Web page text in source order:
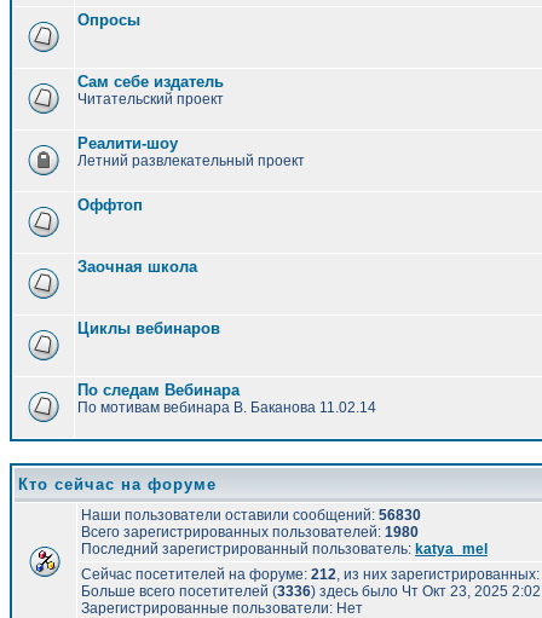
Опросы
Сам себе издатель
Читательский проект
Реалити-шоу
Летний развлекательный проект
Оффтоп
Заочная школа
Циклы вебинаров
По следам Вебинара
По мотивам вебинара В. Баканова 11.02.14
Кто сейчас на форуме
Наши пользователи оставили сообщений: 56830
Всего зарегистрированных пользователей: 1980
Последний зарегистрированный пользователь: katya_mel
Сейчас посетителей на форуме: 212, из них
Больше всего посетителей (3336) здесь было Чт Окт 23, 2025
Зарегистрированные пользователи: Нет